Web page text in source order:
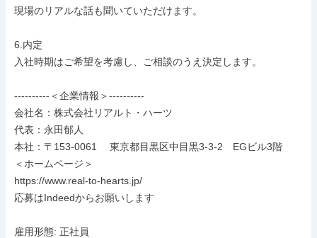
現場のリアルな話も聞いていただけます。
6.内定
入社時期はご希望を考慮し、ご相談のうえ決定します。
----------＜企業情報＞----------
会社名：株式会社リアルト・ハーツ
代表：永田郁人
本社：〒153-0061　 東京都目黒区中目黒3-3-2　EGビル3階
＜ホームページ＞
https://www.real-to-hearts.jp/
応募はIndeedからお願いします
雇用形態: 正社員